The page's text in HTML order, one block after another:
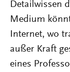
Detailwissen
Medium
Internet, wo
außer Kraft
eines